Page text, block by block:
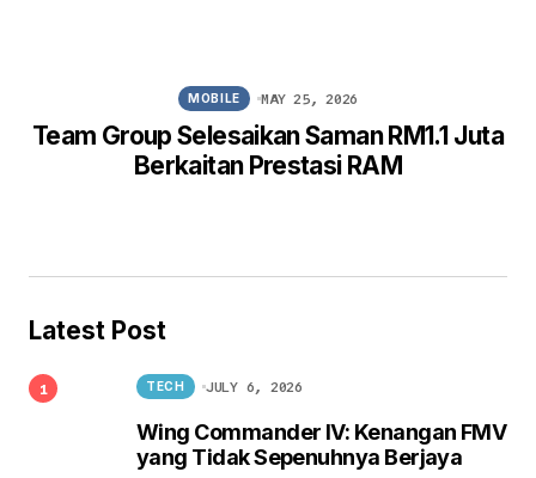
Team Group Selesaikan Saman RM1.1 Juta
Berkaitan Prestasi RAM
MOBILE MAY 25, 2026
Latest Post
Wing Commander IV: Kenangan FMV
yang Tidak Sepenuhnya Berjaya
TECH JULY 6, 2026